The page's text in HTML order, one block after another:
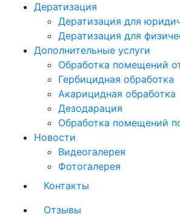
Дератизация
Дератизация для
Дератизация для
Дополнительные услуги
Обработка помещений
Гербицидная обработка
Акарицидная обработка
Дезодарация
Обработка помещений
Новости
Видеогалерея
Фотогалерея
Контакты
Отзывы